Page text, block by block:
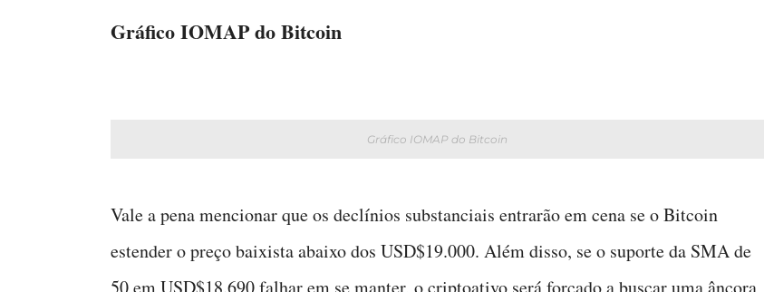
Gráfico IOMAP do Bitcoin
Gráfico IOMAP do Bitcoin
Vale a pena mencionar que os declínios substanciais entrarão em cena se o Bitcoin
estender o preço baixista abaixo dos USD$19.000. Além disso, se o suporte da SMA de
50 em USD$18.690 falhar em se manter, o criptoativo será forçado a buscar uma âncora